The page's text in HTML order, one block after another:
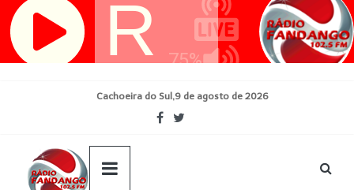
Pular
para
Cachoeira do Sul,9 de agosto de 2026